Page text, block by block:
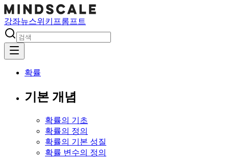
강좌뉴스위키 프롬프트
확률
기본 개념
확률의 기초
확률의 정의
확률의 기본 성질
확률 변수의 정의